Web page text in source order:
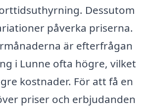
Dessutom
påverka priserna.
är efterfrågan
i Lunne ofta högre, vilket
kostnader. För att få en
priser och erbjudanden